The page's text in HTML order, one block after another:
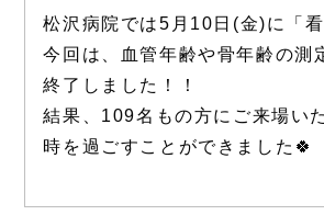
松沢病院では5月10日(金)に「
今回は、血管年齢や骨年齢の測
終了しました！！
結果、109名もの方にご来場い
時を過ごすことができました🍀